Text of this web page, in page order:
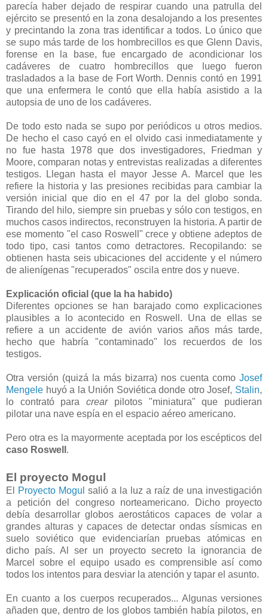
parecía haber dejado de respirar cuando una patrulla del
ejército se presentó en la zona desalojando a los presentes
y precintando la zona tras identificar a todos. Lo único que
se supo más tarde de los hombrecillos es que Glenn Davis,
forense en la base, fue encargado de acondicionar los
cadáveres de cuatro hombrecillos que luego fueron
trasladados a la base de Fort Worth. Dennis contó en 1991
que una enfermera le contó que ella había asistido a la
autopsia de uno de los cadáveres.
De todo esto nada se supo por periódicos u otros medios.
De hecho el caso cayó en el olvido casi inmediatamente y
no fue hasta 1978 que dos investigadores, Friedman y
Moore, comparan notas y entrevistas realizadas a diferentes
testigos. Llegan hasta el mayor Jesse A. Marcel que les
refiere la historia y las presiones recibidas para cambiar la
versión inicial que dio en el 47 por la del globo sonda.
Tirando del hilo, siempre sin pruebas y sólo con testigos, en
muchos casos indirectos, reconstruyen la historia. A partir de
ese momento "el caso Roswell" crece y obtiene adeptos de
todo tipo, casi tantos como detractores. Recopilando: se
obtienen hasta seis ubicaciones del accidente y el número
de alienígenas "recuperados" oscila entre dos y nueve.
Explicación oficial (que la ha habido)
Diferentes opciones se han barajado como explicaciones
plausibles a lo acontecido en Roswell. Una de ellas se
refiere a un accidente de avión varios años más tarde,
hecho que habría "contaminado" los recuerdos de los
testigos.
Otra versión (quizá la más bizarra) nos cuenta como Josef
Mengele huyó a la Unión Soviética donde otro Josef, Stalin,
lo contrató paracrearpilotos "miniatura" que pudieran
pilotar una nave espía en el espacio aéreo americano.
Pero otra es la mayormente aceptada por los escépticos del
caso Roswell .
El proyecto Mogul
El Proyecto Mogul salió a la luz a raíz de una investigación
a petición del congreso norteamericano. Dicho proyecto
debía desarrollar globos aerostáticos capaces de volar a
grandes alturas y capaces de detectar ondas sísmicas en
suelo soviético que evidenciarían pruebas atómicas en
dicho país. Al ser un proyecto secreto la ignorancia de
Marcel sobre el equipo usado es comprensible así como
todos los intentos para desviar la atención y tapar el asunto.
En cuanto a los cuerpos recuperados... Algunas versiones
añaden que, dentro de los globos también había pilotos, en